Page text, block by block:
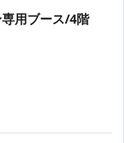
専用ブース/4階